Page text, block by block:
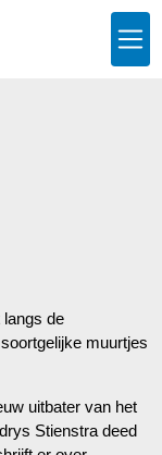
de
muurtjes
uitbater van het
Stienstra deed